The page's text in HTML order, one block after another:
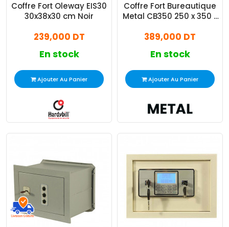
Coffre Fort Oleway EIS30
30x38x30 cm Noir
239,000 DT
En stock
Ajouter Au Panier
Coffre Fort Bureautique
Metal CB350 250 x 350 x
389,000 DT
En stock
Ajouter Au Panier